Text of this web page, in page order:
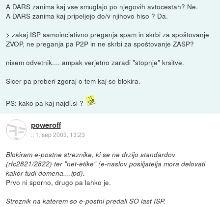
A DARS zanima kaj vse smuglajo po njegovih avtocestah? Ne.
A DARS zanima kaj pripeljejo do/v njihovo hiso ? Da.
> zakaj ISP samoinciativno preganja spam in skrbi za spoštovanje
ZVOP, ne preganja pa P2P in ne skrbi za spoštovanje ZASP?
nisem odvetnik.... ampak verjetno zaradi "stopnje" krsitve.
Sicer pa preberi zgoraj o tem kaj se blokira.
PS: kako pa kaj najdi.si ?
poweroff
:: 1. sep 2003, 13:23
Blokiram e-postne streznike, ki se ne drzijo standardov
(rfc2821/2822) ter "net-etike" (e-naslov posiljatelja mora delovati
kakor tudi domena....ipd).
Prvo ni sporno, drugo pa lahko je.
Streznik na katerem so e-postni predali SO last ISP.